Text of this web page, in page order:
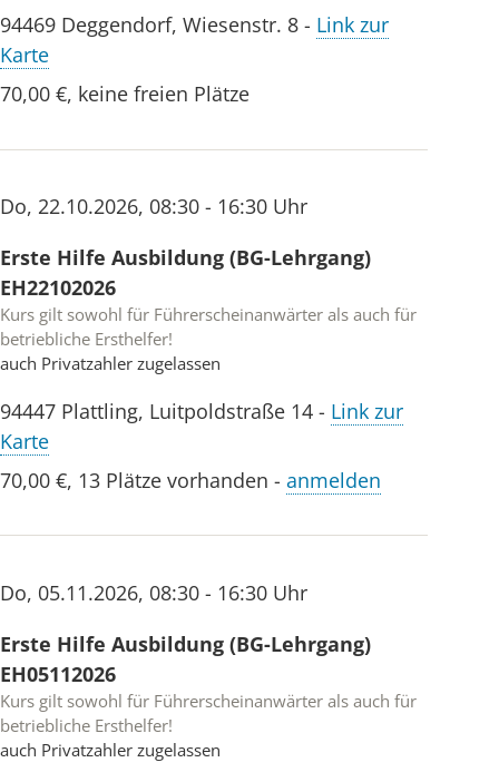
94469 Deggendorf, Wiesenstr. 8 - Link zur
Karte
70,00 €, keine freien Plätze
Do, 22.10.2026, 08:30 - 16:30 Uhr
Erste Hilfe Ausbildung (BG-Lehrgang)
EH22102026
Kurs gilt sowohl für Führerscheinanwärter als auch für
betriebliche Ersthelfer!
auch Privatzahler zugelassen
94447 Plattling, Luitpoldstraße 14 - Link zur
Karte
70,00 €, 13 Plätze vorhanden - anmelden
Do, 05.11.2026, 08:30 - 16:30 Uhr
Erste Hilfe Ausbildung (BG-Lehrgang)
EH05112026
Kurs gilt sowohl für Führerscheinanwärter als auch für
betriebliche Ersthelfer!
auch Privatzahler zugelassen